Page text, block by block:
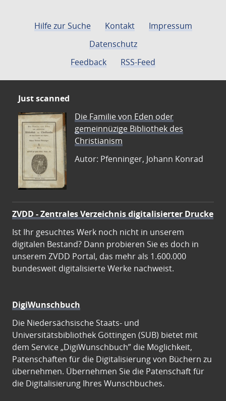
Hilfe zur Suche Kontakt
Impressum
Datenschutz
Feedback
RSS-Feed
Just scanned
Die Familie von Eden oder
gemeinnüzige Bibliothek des
Christianism
Autor: Pfenninger, Johann Konrad
ZVDD - Zentrales Verzeichnis digitalisierter Drucke
Ist Ihr gesuchtes Werk noch nicht in unserem
digitalen Bestand? Dann probieren Sie es doch in
unserem ZVDD Portal, das mehr als 1.600.000
bundesweit digitalisierte Werke nachweist.
DigiWunschbuch
Die Niedersächsische Staats- und
Universitätsbibliothek Göttingen (SUB) bietet mit
dem Service „DigiWunschbuch” die Möglichkeit,
Patenschaften für die Digitalisierung von Büchern zu
übernehmen. Übernehmen Sie die Patenschaft für
die Digitalisierung Ihres Wunschbuches.